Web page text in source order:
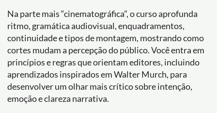
Na parte mais “cinematográfica”, o curso aprofunda
ritmo, gramática audiovisual, enquadramentos,
continuidade e tipos de montagem, mostrando como
cortes mudam a percepção do público. Você entra em
princípios e regras que orientam editores, incluindo
aprendizados inspirados em Walter Murch, para
desenvolver um olhar mais crítico sobre intenção,
emoção e clareza narrativa.